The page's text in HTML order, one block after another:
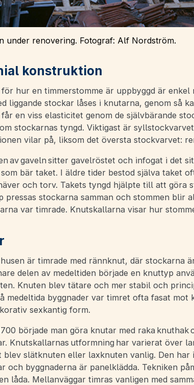
under renovering. Fotograf: Alf Nordström.
konstruktion
hur en timmerstomme är uppbyggd är enkel
liggande stockar låses i knutarna, genom så
en viss elasticitet genom de självbärande
stockarnas tyngd. Viktigast är
vilar på, liksom det översta stockvarvet:
av gaveln sitter gavelröstet och infogat i det
bär taket. I äldre tider bestod själva taket
och torv. Takets tyngd hjälpte till att göra
pressas stockarna samman och stommen blir
var timrade. Knutskallarna visar hur
är timrade med rännknut, där stockarna
delen av medeltiden började en knuttyp
Knuten blev tätare och mer stabil och
medeltida byggnader var timret ofta fasat mot
sexkantig form.
började man göra knutar med raka knuthak
Knutskallarnas utformning har varierat över
blev slätknuten eller laxknuten vanlig. Den har
och byggnaderna är panelklädda. Tekniken
låda. Mellanväggar timras vanligen med